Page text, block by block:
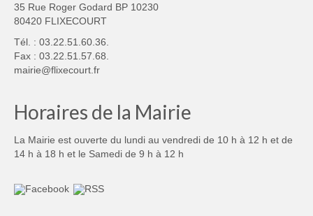
35 Rue Roger Godard BP 10230
80420 FLIXECOURT
Tél. : 03.22.51.60.36.
Fax : 03.22.51.57.68.
mairie@flixecourt.fr
Horaires de la Mairie
La Mairie est ouverte du lundi au vendredi de 10 h à 12 h et de
14 h à 18 h et le Samedi de 9 h à 12 h